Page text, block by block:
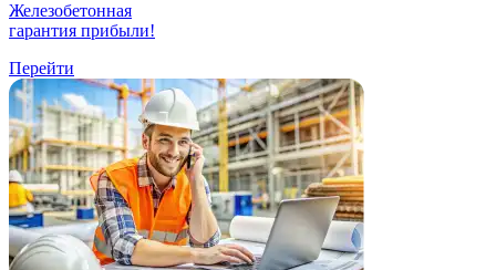
Железобетонная
гарантия прибыли!
Перейти